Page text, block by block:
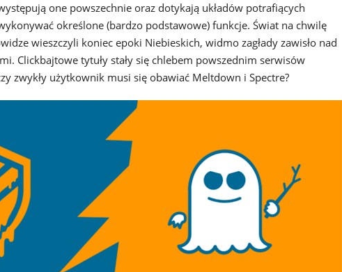
one powszechnie oraz dotykają układów potrafiących
określone (bardzo podstawowe) funkcje. Świat na chwilę
wieszczyli koniec epoki Niebieskich, widmo zagłady zawisło nad
Clickbajtowe tytuły stały się chlebem powszednim serwisów
zwykły użytkownik musi się obawiać Meltdown i Spectre?